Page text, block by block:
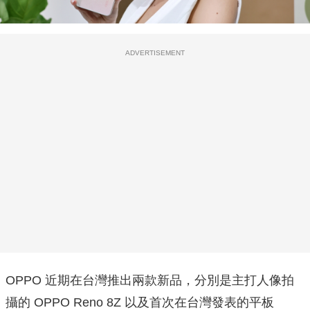
ADVERTISEMENT
OPPO 近期在台灣推出兩款新品，分別是主打人像拍
攝的 OPPO Reno 8Z 以及首次在台灣發表的平板